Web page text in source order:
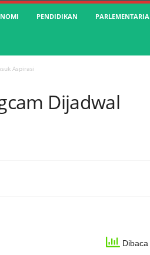
PENDIDIKAN PARLEMENTARIA
Aspirasi
Dijadwal
Dibaca